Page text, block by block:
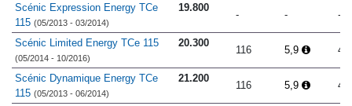
Scénic Expression Energy TCe
115 (05/2013 - 03/2014)
19.800
- - -
Scénic Limited Energy TCe 115
(05/2014 - 10/2016)
20.300
116 5,9
Scénic Dynamique Energy TCe
115 (05/2013 - 06/2014)
21.200
116 5,9